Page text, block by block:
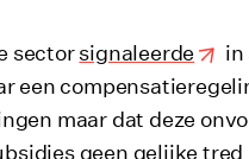
sectorsignaleerde
in
een
maar dat deze
geen gelijke